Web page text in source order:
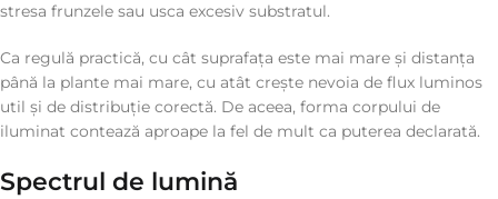
stresa frunzele sau usca excesiv substratul.
Ca regulă practică, cu cât suprafața este mai mare și distanța
până la plante mai mare, cu atât crește nevoia de flux luminos
util și de distribuție corectă. De aceea, forma corpului de
iluminat contează aproape la fel de mult ca puterea declarată.
Spectrul de lumină